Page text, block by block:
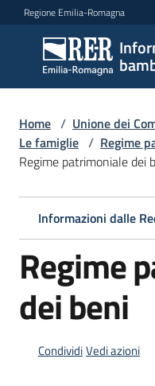
Vai al contenuto
Vai alla navigazione
Vai al footer
Regione Emilia-Romagna
Informa
famiglie
e
bambini
Centri
per
famiglie
Home / Unione dei
Le famiglie / Regime
Regime patrimoniale dei
Informazioni dalle
Regime
dei beni
CondividiVedi azioni